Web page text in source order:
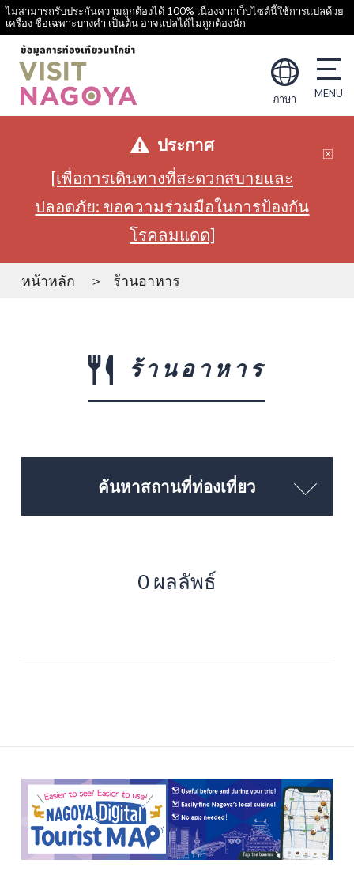
ไม่สามารถรับประกันความถูกต้องได้ 100% เนื่องจากเว็บไซต์นี้ใช้การแปลด้วย
เครื่อง ชื่อเฉพาะบางคำ เป็นต้น อาจแปลได้ไม่ถูกต้องนัก
ภาษา
ประกาศ
[เพื่อการเดินทางที่สะดวกสบายและ
ปลอดภัย: ขอความร่วมมือในการป้องกัน
โรคลมแดด]
หน้าหลัก ร้านอาหาร
ร้านอาหาร
ค้นหาสถานที่ท่องเที่ยว
0 ผลลัพธ์